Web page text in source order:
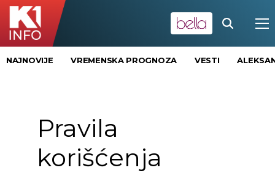
NAJNOVIJE VREMENSKA PROGNOZA VESTI
Pravila
korišćenja